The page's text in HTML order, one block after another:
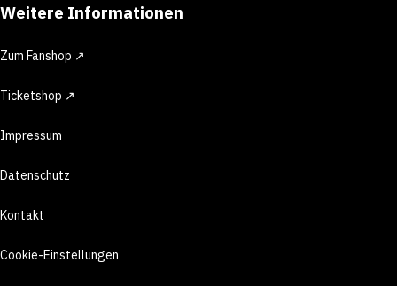
Weitere Informationen
Zum Fanshop ↗
Ticketshop ↗
Impressum
Datenschutz
Kontakt
Cookie-Einstellungen